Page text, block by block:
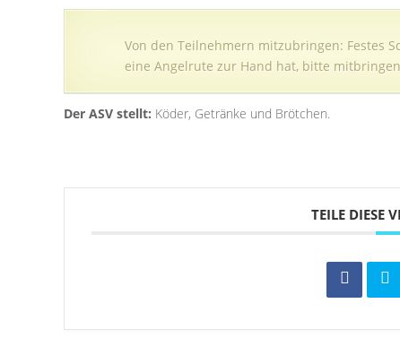
Von den Teilnehmern mitzubringen: Festes
eine Angelrute zur Hand hat, bitte
Der ASV stellt: Köder, Getränke und Brötchen.
TEILE DIESE